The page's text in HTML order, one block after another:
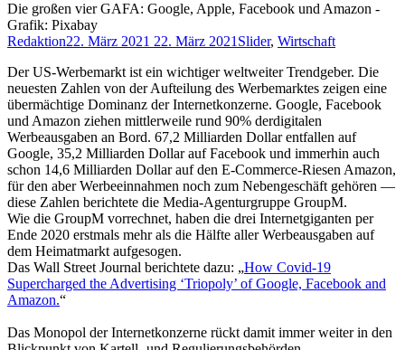
Die großen vier GAFA: Google, Apple, Facebook und Amazon -
Grafik: Pixabay
Redaktion22. März 2021 22. März 2021 Slider, Wirtschaft
Der US-Werbemarkt ist ein wichtiger weltweiter Trendgeber. Die
neuesten Zahlen von der Aufteilung des Werbemarktes zeigen eine
übermächtige Dominanz der Internetkonzerne. Google, Facebook
und Amazon ziehen mittlerweile rund 90% derdigitalen
Werbeausgaben an Bord. 67,2 Milliarden Dollar entfallen auf
Google, 35,2 Milliarden Dollar auf Facebook und immerhin auch
schon 14,6 Milliarden Dollar auf den E-Commerce-Riesen Amazon,
für den aber Werbeeinnahmen noch zum Nebengeschäft gehören —
diese Zahlen berichtete die Media-Agenturgruppe GroupM.
Wie die GroupM vorrechnet, haben die drei Internetgiganten per
Ende 2020 erstmals mehr als die Hälfte aller Werbeausgaben auf
dem Heimatmarkt aufgesogen.
Das Wall Street Journal berichtete dazu: „How Covid-19
Supercharged the Advertising ‘Triopoly’ of Google, Facebook and
Amazon.“
Das Monopol der Internetkonzerne rückt damit immer weiter in den